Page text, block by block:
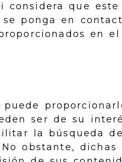
considera que este
ponga en
en el
puede
ser de su
la búsqueda
obstante, dichas